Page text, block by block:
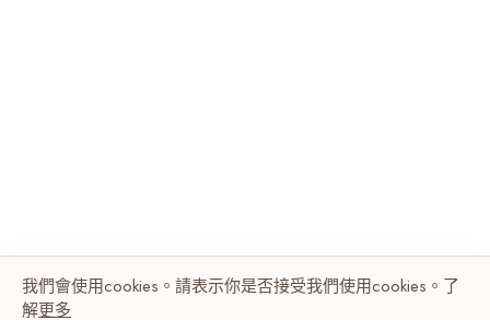
我們會使用cookies。請表示你是否接受我們使用cookies。了
解更多